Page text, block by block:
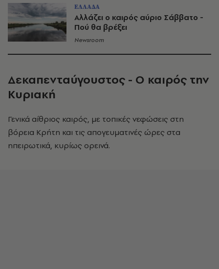
ΕΛΛΑΔΑ
Αλλάζει ο καιρός αύριο Σάββατο -
Πού θα βρέξει
Newsroom
Δεκαπενταύγουστος - Ο καιρός την
Κυριακή
Γενικά αίθριος καιρός, με τοπικές νεφώσεις στη
βόρεια Κρήτη και τις απογευματινές ώρες στα
ηπειρωτικά, κυρίως ορεινά.